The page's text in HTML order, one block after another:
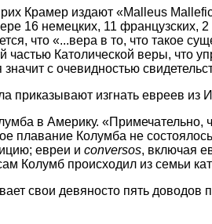
Крамер издают «Malleus
16 немецких, 11 французских, 2
что «...вера в то, что такое
частью Католической веры, что
с очевидностью
приказывают изгнать евреев из
в Америку. «Примечательно,
плавание Колумба не
евреи и conversos, включая
Колумб происходил из семьи
свои девяносто пять доводов